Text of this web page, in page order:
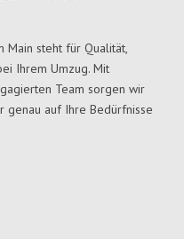
Main steht für Qualität,
Ihrem Umzug. Mit
Team sorgen wir
genau auf Ihre Bedürfnisse